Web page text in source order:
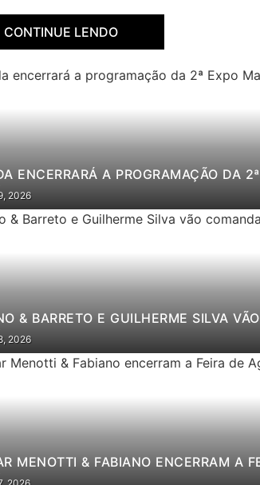
CONTINUE LENDO
ENCERRARÁ A PROGRAMAÇÃO DA
2026
& BARRETO E GUILHERME SILVA
2026
MENOTTI & FABIANO ENCERRAM A